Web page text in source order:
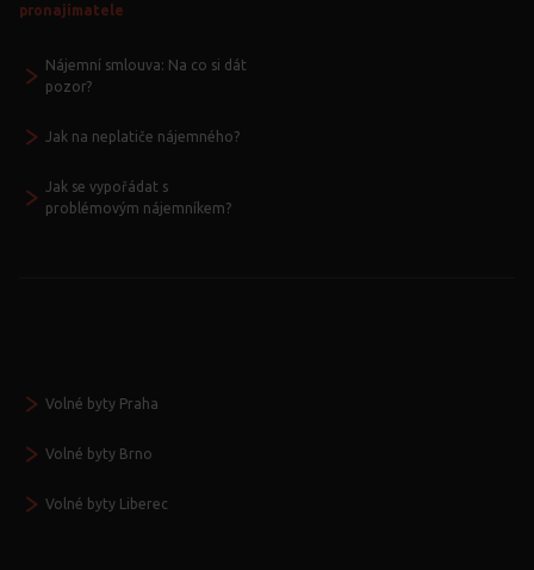
pronajímatele
Nájemní smlouva: Na co si dát
pozor?
Jak na neplatiče nájemného?
Jak se vypořádat s
problémovým nájemníkem?
Volné byty Praha
Volné byty Brno
Volné byty Liberec